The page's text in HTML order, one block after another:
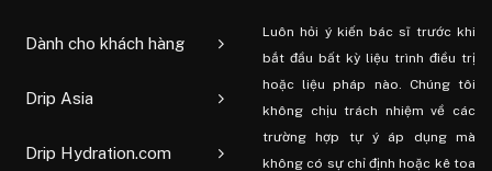
Dành cho khách hàng
Drip Asia
Drip Hydration.com
Luôn hỏi ý kiến ​​bác sĩ trước khi
bắt đầu bất kỳ liệu trình điều trị
hoặc liệu pháp nào. Chúng tôi
không chịu trách nhiệm về các
trường hợp tự ý áp dụng mà
không có sự chỉ định hoặc kê toa